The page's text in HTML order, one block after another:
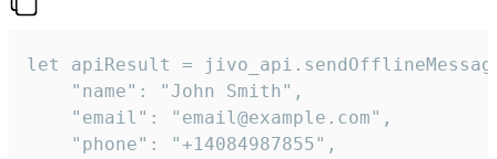
let apiResult =
    "name": "John Smith",
    "email": "email@example.com",
    "phone": "+14084987855",